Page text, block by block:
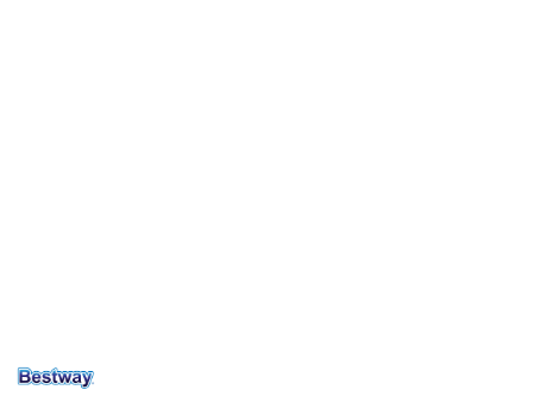
NAZWA
PRODUCENTA: